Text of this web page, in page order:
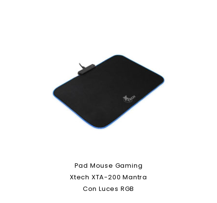
Pad Mouse Gaming
Xtech XTA-200 Mantra
Con Luces RGB